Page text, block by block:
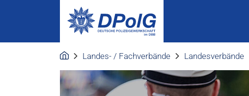
Landes- / Fachverbände Landesverbände